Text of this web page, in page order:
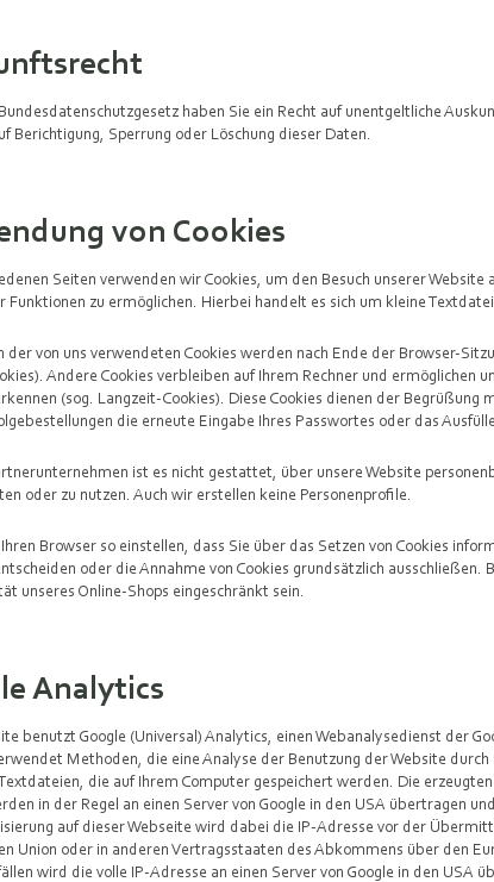
haben Sie ein Recht auf unentgeltliche
Berichtigung, Sperrung oder Löschung dieser Daten.
von Cookies
Seiten verwenden wir Cookies, um den Besuch unserer
zu ermöglichen. Hierbei handelt es sich um kleine
der von uns verwendeten Cookies werden nach Ende der Browser-
Andere Cookies verbleiben auf Ihrem Rechner und ermöglichen
(sog. Langzeit-Cookies). Diese Cookies dienen der Begrüßung
die erneute Eingabe Ihres Passwortes oder das
ist es nicht gestattet, über unsere Website
oder zu nutzen. Auch wir erstellen keine Personenprofile.
Browser so einstellen, dass Sie über das Setzen von Cookies
oder die Annahme von Cookies grundsätzlich ausschließen.
unseres Online-Shops eingeschränkt sein.
Analytics
benutzt Google (Universal) Analytics, einen Webanalysedienst der
Methoden, die eine Analyse der Benutzung der Website durch
die auf Ihrem Computer gespeichert werden. Die
in der Regel an einen Server von Google in den USA übertragen
auf dieser Webseite wird dabei die IP-Adresse vor der
Union oder in anderen Vertragsstaaten des Abkommens über den
wird die volle IP-Adresse an einen Server von Google in den USA